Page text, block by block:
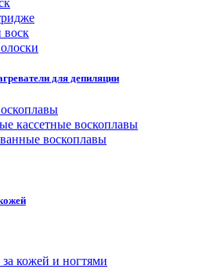
для депиляции
кассетные воскоплавы
воскоплавы
за кожей и ногтями